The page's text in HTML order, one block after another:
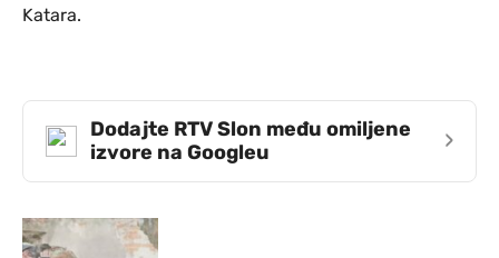
Katara.
Dodajte RTV Slon među omiljene
izvore na Googleu
›